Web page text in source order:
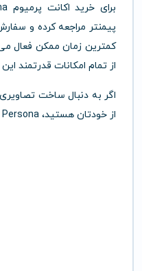
برای خرید اکانت پرمیوم
پیمنتر مراجعهکرده و
کمترین زمان ممکن فعال
از تمام امکانات قدرتمند این
اگر به دنبال ساخت
از خودتان هستید، Persona